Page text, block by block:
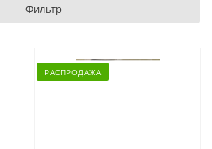
Фильтр
РАСПРОДАЖА